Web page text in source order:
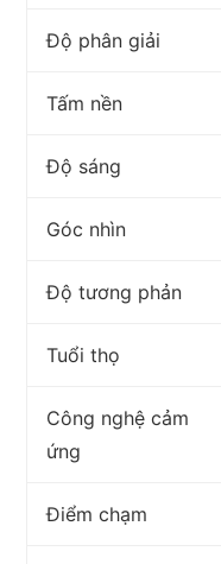
Độ phân giải
Tấm nền
Độ sáng
Góc nhìn
Độ tương phản
Tuổi thọ
Công nghệ cảm
ứng
Điểm chạm